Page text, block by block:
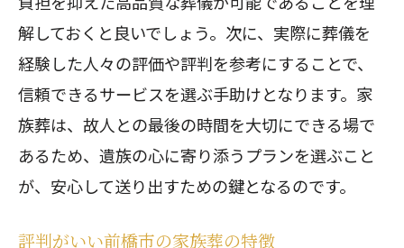
解しておくと良いでしょう。次に、実際に葬儀を
経験した人々の評価や評判を参考にすることで、
信頼できるサービスを選ぶ手助けとなります。家
族葬は、故人との最後の時間を大切にできる場で
あるため、遺族の心に寄り添うプランを選ぶこと
が、安心して送り出すための鍵となるのです。
評判がいい前橋市の家族葬の特徴